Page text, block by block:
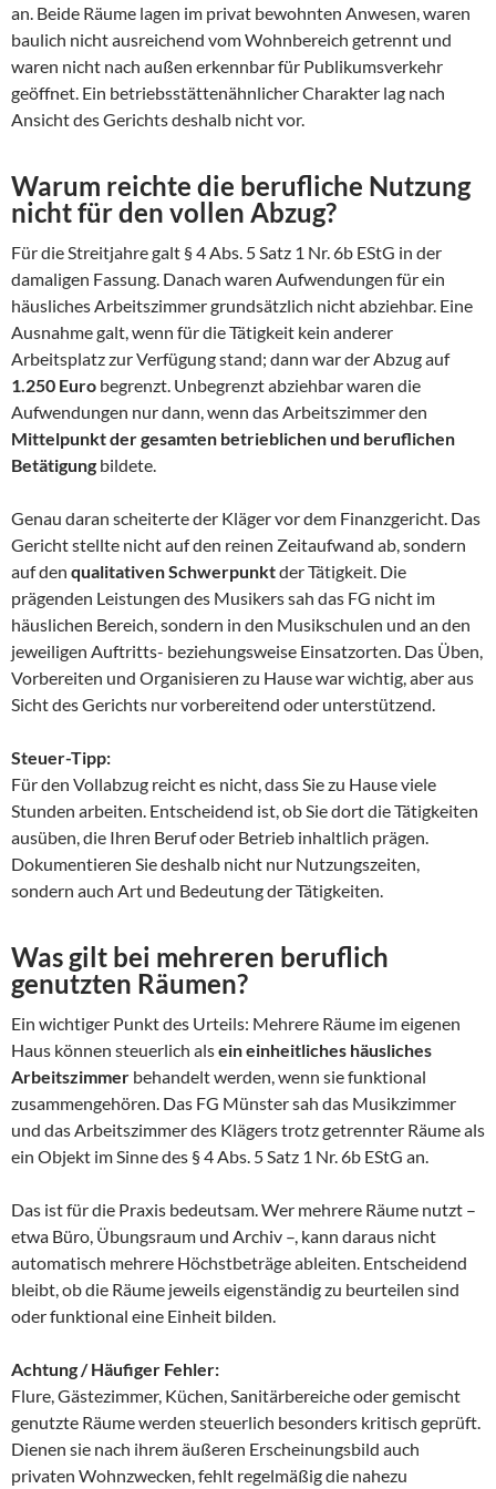
an. Beide Räume lagen im privat bewohnten Anwesen, waren
baulich nicht ausreichend vom Wohnbereich getrennt und
waren nicht nach außen erkennbar für Publikumsverkehr
geöffnet. Ein betriebsstättenähnlicher Charakter lag nach
Ansicht des Gerichts deshalb nicht vor.
Warum reichte die berufliche Nutzung
nicht für den vollen Abzug?
Für die Streitjahre galt § 4 Abs. 5 Satz 1 Nr. 6b EStG in der
damaligen Fassung. Danach waren Aufwendungen für ein
häusliches Arbeitszimmer grundsätzlich nicht abziehbar. Eine
Ausnahme galt, wenn für die Tätigkeit kein anderer
Arbeitsplatz zur Verfügung stand; dann war der Abzug auf
1.250 Euro begrenzt. Unbegrenzt abziehbar waren die
Aufwendungen nur dann, wenn das Arbeitszimmer den
Mittelpunkt der gesamten betrieblichen und beruflichen
Betätigung bildete.
Genau daran scheiterte der Kläger vor dem Finanzgericht. Das
Gericht stellte nicht auf den reinen Zeitaufwand ab, sondern
auf den qualitativen Schwerpunktder Tätigkeit. Die
prägenden Leistungen des Musikers sah das FG nicht im
häuslichen Bereich, sondern in den Musikschulen und an den
jeweiligen Auftritts- beziehungsweise Einsatzorten. Das Üben,
Vorbereiten und Organisieren zu Hause war wichtig, aber aus
Sicht des Gerichts nur vorbereitend oder unterstützend.
Steuer-Tipp:
Für den Vollabzug reicht es nicht, dass Sie zu Hause viele
Stunden arbeiten. Entscheidend ist, ob Sie dort die Tätigkeiten
ausüben, die Ihren Beruf oder Betrieb inhaltlich prägen.
Dokumentieren Sie deshalb nicht nur Nutzungszeiten,
sondern auch Art und Bedeutung der Tätigkeiten.
Was gilt bei mehreren beruflich
genutzten Räumen?
Ein wichtiger Punkt des Urteils: Mehrere Räume im eigenen
Haus können steuerlich alsein einheitliches häusliches
Arbeitszimmer behandelt werden, wenn sie funktional
zusammengehören. Das FG Münster sah das Musikzimmer
und das Arbeitszimmer des Klägers trotz getrennter Räume als
ein Objekt im Sinne des § 4 Abs. 5 Satz 1 Nr. 6b EStG an.
Das ist für die Praxis bedeutsam. Wer mehrere Räume nutzt –
etwa Büro, Übungsraum und Archiv –, kann daraus nicht
automatisch mehrere Höchstbeträge ableiten. Entscheidend
bleibt, ob die Räume jeweils eigenständig zu beurteilen sind
oder funktional eine Einheit bilden.
Achtung / Häufiger Fehler:
Flure, Gästezimmer, Küchen, Sanitärbereiche oder gemischt
genutzte Räume werden steuerlich besonders kritisch geprüft.
Dienen sie nach ihrem äußeren Erscheinungsbild auch
privaten Wohnzwecken, fehlt regelmäßig die nahezu